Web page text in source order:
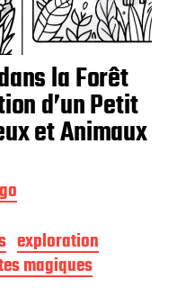
la Forêt
d’un Petit
et Animaux
exploration
magiques